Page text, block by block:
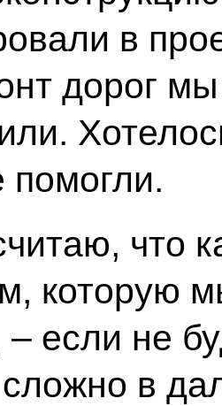
в
дорог мы
что
которую
– если не
в